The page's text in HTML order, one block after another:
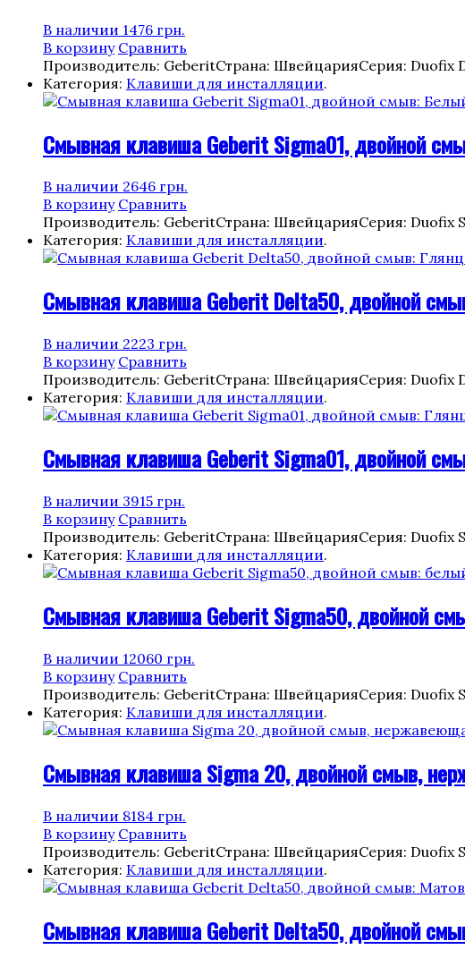
В наличии 1476 грн.
В корзину Сравнить
Производитель: GeberitСтрана: ШвейцарияСерия: Duofix
Категория: Клавиши для инсталляции.
Смывная клавиша Geberit Sigma01, двойной
В наличии 2646 грн.
В корзину Сравнить
Производитель: GeberitСтрана: ШвейцарияСерия: Duofix
Категория: Клавиши для инсталляции.
Смывная клавиша Geberit Delta50, двойной
В наличии 2223 грн.
В корзину Сравнить
Производитель: GeberitСтрана: ШвейцарияСерия: Duofix
Категория: Клавиши для инсталляции.
Смывная клавиша Geberit Sigma01, двойной
В наличии 3915 грн.
В корзину Сравнить
Производитель: GeberitСтрана: ШвейцарияСерия: Duofix
Категория: Клавиши для инсталляции.
Смывная клавиша Geberit Sigma50, двойной
В наличии 12060 грн.
В корзину Сравнить
Производитель: GeberitСтрана: ШвейцарияСерия: Duofix
Категория: Клавиши для инсталляции.
Смывная клавиша Sigma 20, двойной смыв,
В наличии 8184 грн.
В корзину Сравнить
Производитель: GeberitСтрана: ШвейцарияСерия: Duofix
Категория: Клавиши для инсталляции.
Смывная клавиша Geberit Delta50, двойной